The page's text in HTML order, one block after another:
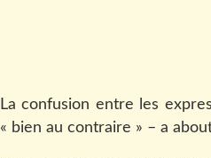
La confusion entre les
« bien au contraire » – a